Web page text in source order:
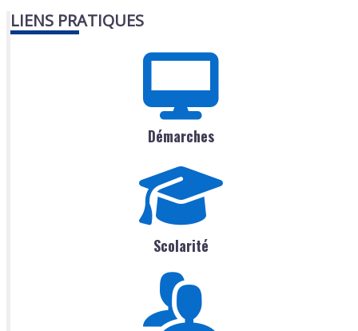
LIENS PRATIQUES
Démarches
Scolarité